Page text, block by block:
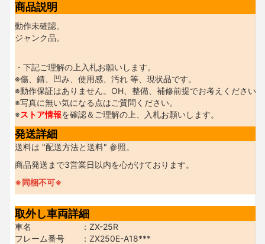
商品説明
動作未確認。
ジャンク品。
・下記ご理解の上入札お願いします。
※傷、錆、凹み、使用感、汚れ 等、現状品です。
※動作保証はありません。OH、整備、補修前提でお考えください。
※写真に無い気になる点はご質問ください。
※ストア情報を確認＆ご理解の上、入札お願いします。
発送詳細
送料は "配送方法と送料" 参照。
商品発送まで3営業日以内を心がけております。
※同梱不可※
取外し車両詳細
車名 ：ZX-25R
フレーム番号 ：ZX250E-A18***